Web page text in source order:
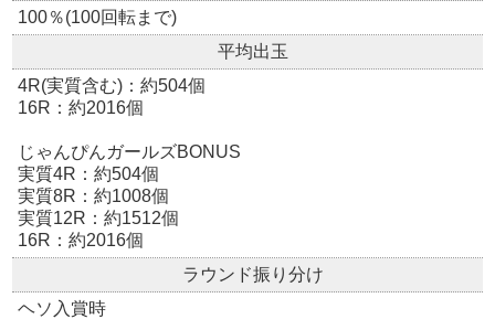
100％(100回転まで)
平均出玉
4R(実質含む)：約504個
16R：約2016個
じゃんぴんガールズBONUS
実質4R：約504個
実質8R：約1008個
実質12R：約1512個
16R：約2016個
ラウンド振り分け
ヘソ入賞時